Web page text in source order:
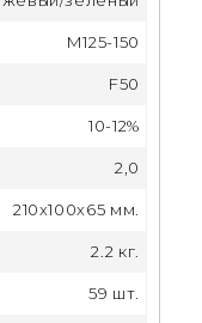
М125-150
F50
10-12%
2,0
210x100x65 мм.
2.2 кг.
59 шт.